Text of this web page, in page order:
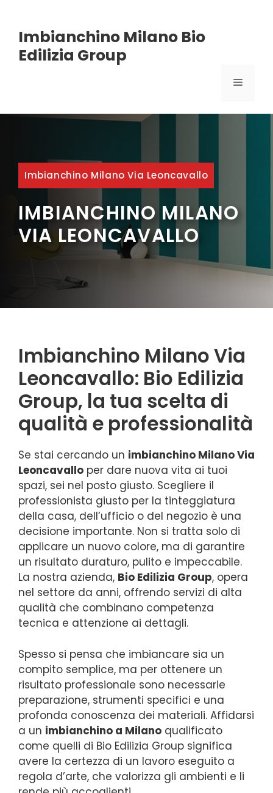
contenuto
Imbianchino Milano Bio
Edilizia Group
MENU
Imbianchino Milano Via Leoncavallo
IMBIANCHINO MILANO
VIA LEONCAVALLO
Imbianchino Milano Via
Leoncavallo: Bio Edilizia
Group, la tua scelta di
qualità e professionalità
Se stai cercando un imbianchino Milano Via
Leoncavallo per dare nuova vita ai tuoi
spazi, sei nel posto giusto. Scegliere il
professionista giusto per la tinteggiatura
della casa, dell’ufficio o del negozio è una
decisione importante. Non si tratta solo di
applicare un nuovo colore, ma di garantire
un risultato duraturo, pulito e impeccabile.
La nostra azienda, Bio Edilizia Group, opera
nel settore da anni, offrendo servizi di alta
qualità che combinano competenza
tecnica e attenzione ai dettagli.
Spesso si pensa che imbiancare sia un
compito semplice, ma per ottenere un
risultato professionale sono necessarie
preparazione, strumenti specifici e una
profonda conoscenza dei materiali. Affidarsi
a un imbianchino a Milano qualificato
come quelli di Bio Edilizia Group significa
avere la certezza di un lavoro eseguito a
regola d’arte, che valorizza gli ambienti e li